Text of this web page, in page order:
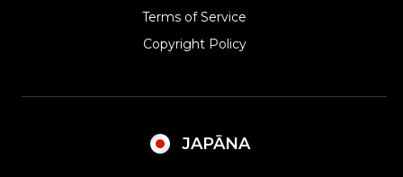
Terms of Service
Copyright Policy‎
JAPĀNA